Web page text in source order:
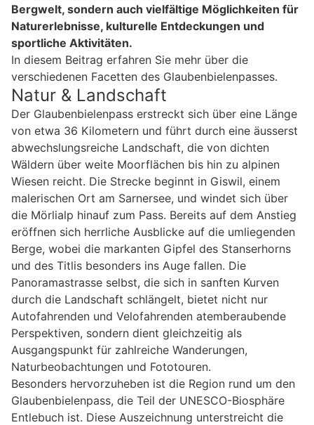
Bergwelt, sondern auch vielfältige Möglichkeiten für
Naturerlebnisse, kulturelle Entdeckungen und
sportliche Aktivitäten.
In diesem Beitrag erfahren Sie mehr über die
verschiedenen Facetten des Glaubenbielenpasses.
Natur & Landschaft
Der Glaubenbielenpass erstreckt sich über eine Länge
von etwa 36 Kilometern und führt durch eine äusserst
abwechslungsreiche Landschaft, die von dichten
Wäldern über weite Moorflächen bis hin zu alpinen
Wiesen reicht. Die Strecke beginnt in Giswil, einem
malerischen Ort am Sarnersee, und windet sich über
die Mörlialp hinauf zum Pass. Bereits auf dem Anstieg
eröffnen sich herrliche Ausblicke auf die umliegenden
Berge, wobei die markanten Gipfel des Stanserhorns
und des Titlis besonders ins Auge fallen. Die
Panoramastrasse selbst, die sich in sanften Kurven
durch die Landschaft schlängelt, bietet nicht nur
Autofahrenden und Velofahrenden atemberaubende
Perspektiven, sondern dient gleichzeitig als
Ausgangspunkt für zahlreiche Wanderungen,
Naturbeobachtungen und Fototouren.
Besonders hervorzuheben ist die Region rund um den
Glaubenbielenpass, die Teil der UNESCO-Biosphäre
Entlebuch ist. Diese Auszeichnung unterstreicht die